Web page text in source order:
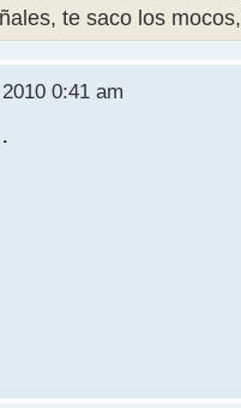
te saco los
0:41 am